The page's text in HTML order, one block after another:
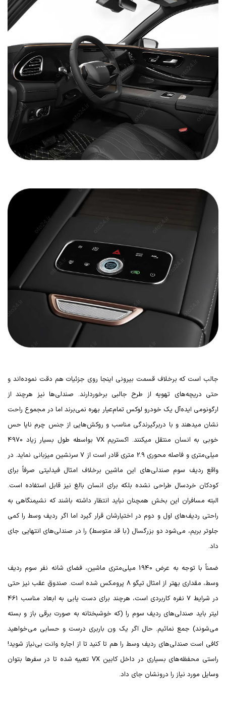
جالب است که برخلاف قسمت بیرونی اینجا روی جزئیات هم دقت نموده‌اند و
حتی دریچه‌های تهویه از طرح جالبی برخوردارند. صندلی‌ها نیز هرچند از
ارگونومی ایده‌آل یک خودرو لوکس تمام‌عیار بهره نمی‌برند اما در مجموع راحت
نشان میدهند و با دربرگیرندگی مناسب و روکش‌هایی از جنس چرم ناپا حس
خوبی به انسان منتقل میکنند. اکستریمVX
بواسطه طول بسیار زیاد 4970
میلی‌متری و فاصله محوری 2.9 متری قادر است از 7 سرنشین میزبانی نماید. در
واقع ردیف سوم صندلی‌های این ماشین برخلاف امثال فیدلیتی صرفاً برای
کودکان خردسال طراحی نشده بلکه برای انسان بالغ نیز قابل استفاده است.
البته مسافران این بخش همچنان نباید انتظار داشته باشند که نشیمنگاهی به
راحتی ردیف‌های اول و دوم در اختیارشان قرار گیرد اما اگر ردیف وسط را کمی
جلوتر بریم، می‌شود دو بزرگسال (با قد متوسط) را در صندلی‌های انتهایی جای
داد.
ضمناً با توجه به عرض 1940 میلی‌متری ماشین، فضای شانه نفر سوم ردیف
وسط، مقداری بهتر از امثال تیگو 8 پرومکس شده است. صندوق عقب نیز حتی
در شرایط 7 نفره کاربردی است، هرچند برای دست یابی به ابعاد مناسب 461
لیتر باید صندلی‌های ردیف سوم را (که خوشبختانه به صورت برقی باز و بسته
می‌شوند) جمع نمائیم. حال اگر یک ون باربری درست و حسابی می‌خواهید
کافی است صندلی‌های ردیف وسط را هم تا کنید تا از اجاره وانت بی‌نیاز شوید!
راستی محفظه‌های بسیاری در داخل کابین VX تعبیه شده تا در سفرها بتوان
وسایل مورد نیاز را درونشان جای‌ داد.